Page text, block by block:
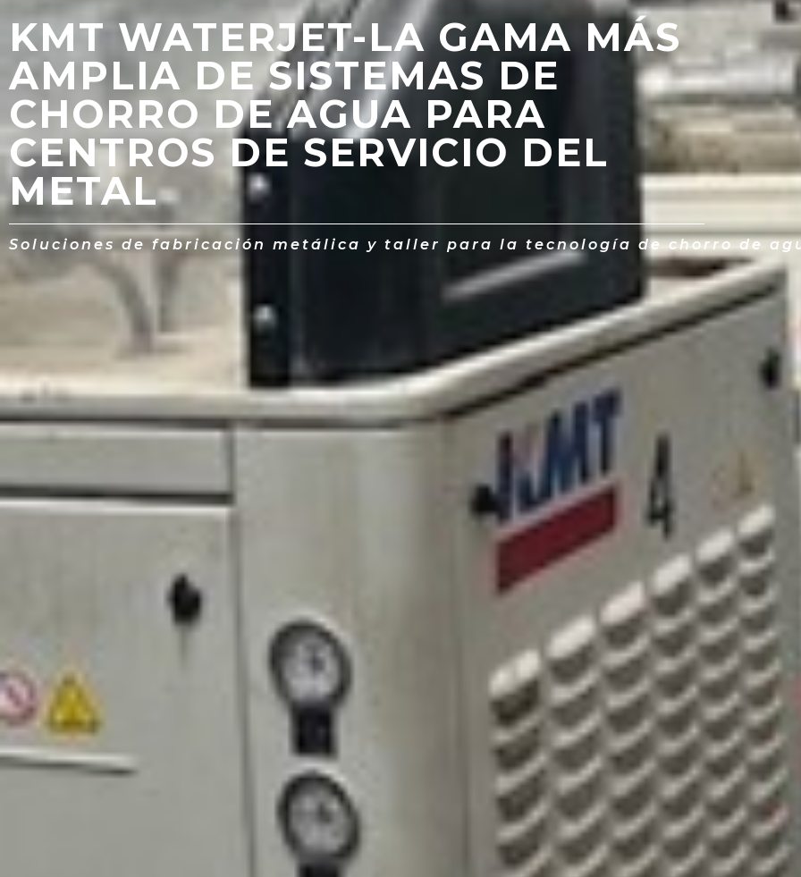
KMT WATERJET-LA GAMA MÁS
AMPLIA DE SISTEMAS DE
CHORRO DE AGUA PARA
CENTROS DE SERVICIO DEL
METAL
Soluciones de fabricación metálica y taller para la tecnología de chorro de